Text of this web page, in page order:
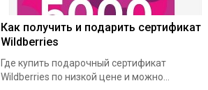
Как получить и подарить сертификат
Wildberries
Где купить подарочный сертификат
Wildberries по низкой цене и можно...